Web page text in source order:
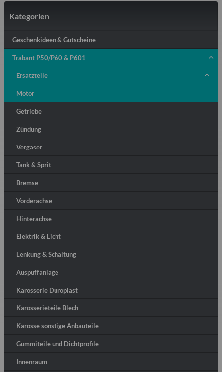
Kategorien
Geschenkideen & Gutscheine
Trabant P50/P60 & P601
Ersatzteile
Motor
Getriebe
Zündung
Vergaser
Tank & Sprit
Bremse
Vorderachse
Hinterachse
Elektrik & Licht
Lenkung & Schaltung
Auspuffanlage
Karosserie Duroplast
Karosserieteile Blech
Karosse sonstige Anbauteile
Gummiteile und Dichtprofile
Innenraum